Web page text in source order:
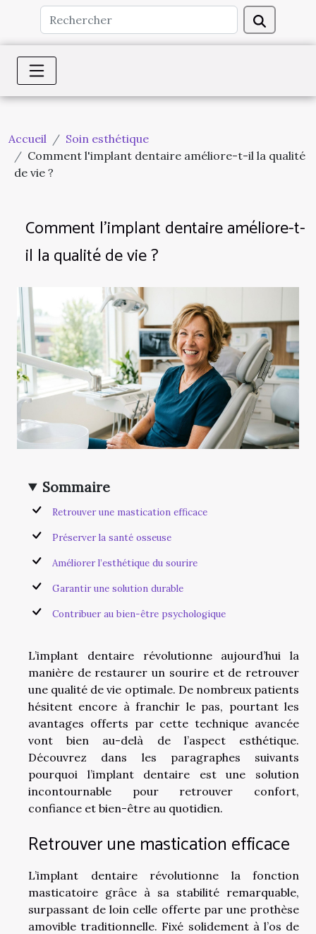
Accueil
Soin esthétique
Comment l'implant dentaire améliore-t-il la qualité
de vie ?
Comment l'implant dentaire améliore-t-
il la qualité de vie ?
Sommaire
Retrouver une mastication efficace
Préserver la santé osseuse
Améliorer l’esthétique du sourire
Garantir une solution durable
Contribuer au bien-être psychologique
L’implant dentaire révolutionne aujourd’hui la
manière de restaurer un sourire et de retrouver
une qualité de vie optimale. De nombreux patients
hésitent encore à franchir le pas, pourtant les
avantages offerts par cette technique avancée
vont bien au-delà de l’aspect esthétique.
Découvrez dans les paragraphes suivants
pourquoi l’implant dentaire est une solution
incontournable pour retrouver confort,
confiance et bien-être au quotidien.
Retrouver une mastication efficace
L’implant dentaire révolutionne la fonction
masticatoire grâce à sa stabilité remarquable,
surpassant de loin celle offerte par une prothèse
amovible traditionnelle. Fixé solidement à l’os de